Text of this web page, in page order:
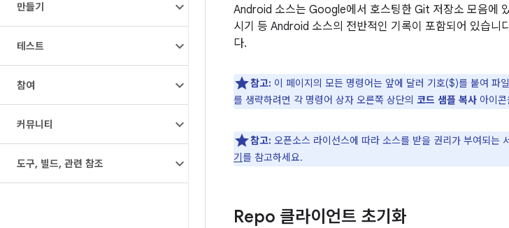
만들기
테스트
참여
커뮤니티
도구, 빌드, 관련 참조
Android 소스는 Google에서 호스팅한 Git 저장소 모음에
시기 등 Android 소스의 전반적인 기록이 포함되어 있습니
다.
참고: 이 페이지의 모든 명령어는 앞에 달러 기호($)를 붙여 파
를 생략하려면 각 명령어 상자 오른쪽 상단의 코드 샘플 복사 아이
참고: 오픈소스 라이선스에 따라 소스를 받을 권리가 부여되는
기를 참고하세요.
Repo 클라이언트 초기화